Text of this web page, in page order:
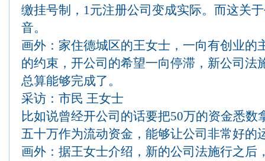
缴挂号制，1元注册公司变成实际。而这关
音。
画外：家住德城区的王女士，一向有创业的
的约束，开公司的希望一向停滞，新公司法
总算能够完成了。
采访：市民 王女士
比如说曾经开公司的话要把50万的资金悉数
五十万作为流动资金，能够让公司非常好的
画外：据王女士介绍，新的公司法施行之后